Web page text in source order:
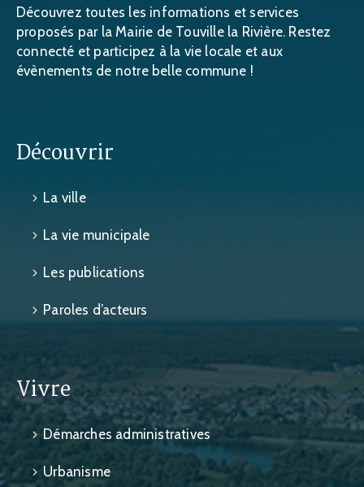
Découvrez toutes les informations et services
proposés par la Mairie de Touville la Rivière. Restez
connecté et participez à la vie locale et aux
évènements de notre belle commune !
Découvrir
La ville
La vie municipale
Les publications
Paroles d’acteurs
Vivre
Démarches administratives
Urbanisme